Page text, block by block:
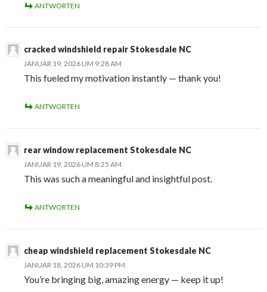
ANTWORTEN
cracked windshield repair Stokesdale NC
JANUAR 19, 2026 UM 9:28 AM
This fueled my motivation instantly — thank you!
ANTWORTEN
rear window replacement Stokesdale NC
JANUAR 19, 2026 UM 8:25 AM
This was such a meaningful and insightful post.
ANTWORTEN
cheap windshield replacement Stokesdale NC
JANUAR 18, 2026 UM 10:39 PM
You’re bringing big, amazing energy — keep it up!